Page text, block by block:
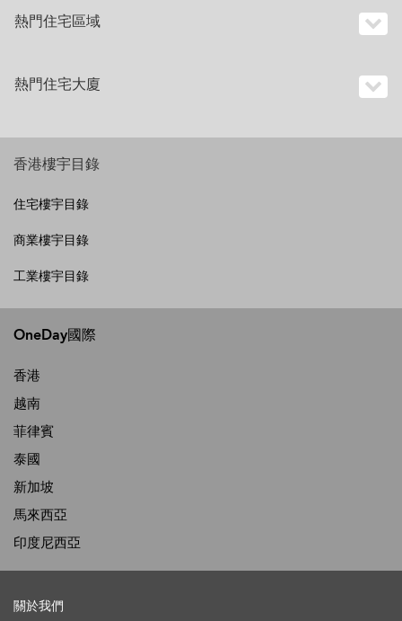
熱門住宅區域
熱門住宅大廈
香港樓宇目錄
住宅樓宇目錄
商業樓宇目錄
工業樓宇目錄
OneDay國際
香港
越南
菲律賓
泰國
新加坡
馬來西亞
印度尼西亞
關於我們